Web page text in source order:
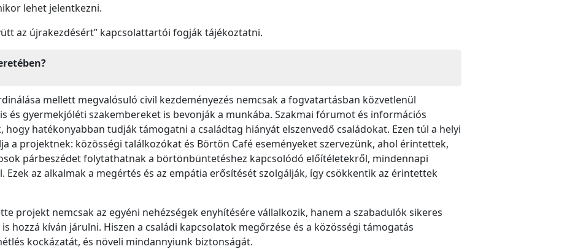
lehet jelentkezni.
az újrakezdésért” kapcsolattartói fogják tájékoztatni.
mellett megvalósuló civil kezdeményezés nemcsak a fogvatartásban közvetlenül
és gyermekjóléti szakembereket is bevonják a munkába. Szakmai fórumot és információs
hatékonyabban tudják támogatni a családtag hiányát elszenvedő családokat. Ezen túl a helyi
a projektnek: közösségi találkozókat és Börtön Café eseményeket szervezünk, ahol érintettek,
párbeszédet folytathatnak a börtönbüntetéshez kapcsolódó előítéletekről, mindennapi
Ezek az alkalmak a megértés és az empátia erősítését szolgálják, így csökkentik az érintettek
projekt nemcsak az egyéni nehézségek enyhítésére vállalkozik, hanem a szabadulók sikeres
hozzá kíván járulni. Hiszen a családi kapcsolatok megőrzése és a közösségi támogatás
kockázatát, és növeli mindannyiunk biztonságát.